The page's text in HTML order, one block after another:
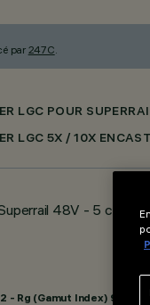
par 247C.
LGC POUR
LGC 5X / 10X
48V - 5
Rg (Gamut Index) 98